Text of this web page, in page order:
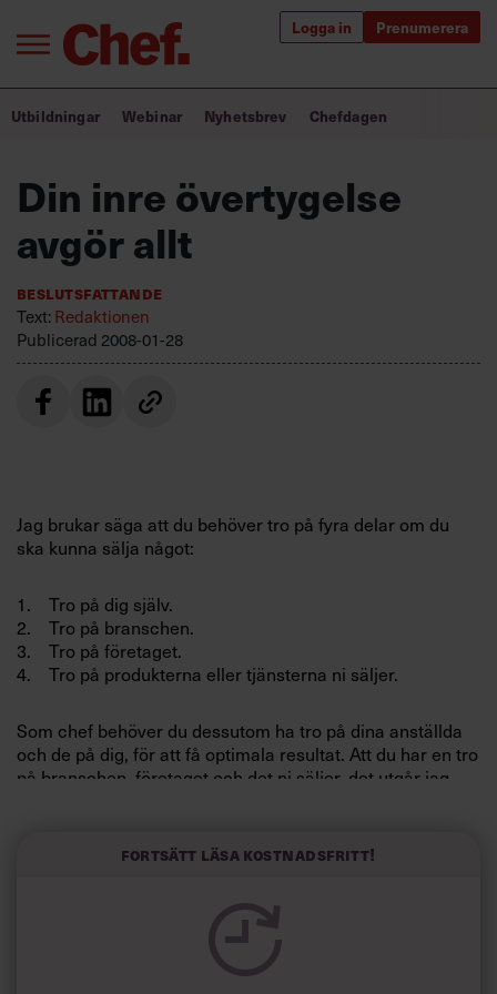
Logga in Prenumerera
Annonsera
Villkor och policy för
personuppgiftsbehandling
Sök
efter:
Bra ledare förändrar världen
Utbildning för ledare
Chefakademin+
Populära utbildningar
Utbildningar Webinar Nyhetsbrev Chefdagen
Din inre övertygelse
avgör allt
Beslutsfattande
Text:Redaktionen
Publicerad 2008-01-28
Jag brukar säga att du behöver tro på fyra delar om du
ska kunna sälja något:
1. Tro på dig själv.
2. Tro på branschen.
3. Tro på företaget.
4. Tro på produkterna eller tjänsterna ni säljer.
Som chef behöver du dessutom ha tro på dina anställda
och de på dig, för att få optimala resultat. Att du har en tro
på branschen, företaget och det ni säljer, det utgår jag
utom företaget inte säljas på allra bästa sätt.
Det skulle vara som om Fotbollslandslagets coach Lars
Lagerbäck tvivlade på sig själv, men samtidigt förväntade
sig obegränsade resultat av sina spelare. Det kommer
inte att ske. Det är kanske därför som inte Sverige når
Fortsätt läsa kostnadsfritt!